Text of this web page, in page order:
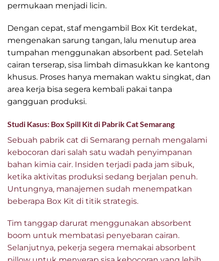
permukaan menjadi licin.
Dengan cepat, staf mengambil Box Kit terdekat,
mengenakan sarung tangan, lalu menutup area
tumpahan menggunakan absorbent pad. Setelah
cairan terserap, sisa limbah dimasukkan ke kantong
khusus. Proses hanya memakan waktu singkat, dan
area kerja bisa segera kembali pakai tanpa
gangguan produksi.
Studi Kasus: Box Spill Kit di Pabrik Cat Semarang
Sebuah pabrik cat di Semarang pernah mengalami
kebocoran dari salah satu wadah penyimpanan
bahan kimia cair. Insiden terjadi pada jam sibuk,
ketika aktivitas produksi sedang berjalan penuh.
Untungnya, manajemen sudah menempatkan
beberapa Box Kit di titik strategis.
Tim tanggap darurat menggunakan absorbent
boom untuk membatasi penyebaran cairan.
Selanjutnya, pekerja segera memakai absorbent